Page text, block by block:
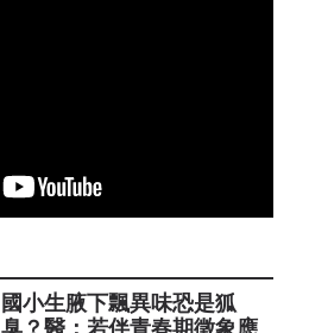
國小生腋下飄異味恐是狐
臭？醫：若伴青春期徵象應